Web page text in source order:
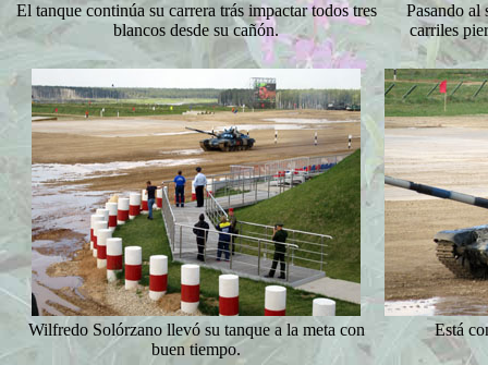
El tanque continúa su carrera trás impactar todos tres
blancos desde su cañón.
Pasando al
carriles
Wilfredo Solórzano llevó su tanque a la meta con
buen tiempo.
Está